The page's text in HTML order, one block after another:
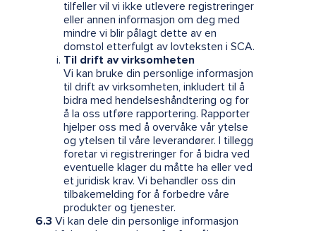
tilfeller vil vi ikke utlevere registreringer
eller annen informasjon om deg med
mindre vi blir pålagt dette av en
domstol etterfulgt av lovteksten i SCA.
Til drift av virksomheten
Vi kan bruke din personlige informasjon
til drift av virksomheten, inkludert til å
bidra med hendelseshåndtering og for
å la oss utføre rapportering. Rapporter
hjelper oss med å overvåke vår ytelse
og ytelsen til våre leverandører. I tillegg
foretar vi registreringer for å bidra ved
eventuelle klager du måtte ha eller ved
et juridisk krav. Vi behandler oss din
tilbakemelding for å forbedre våre
produkter og tjenester.
6.3 Vi kan dele din personlige informasjon